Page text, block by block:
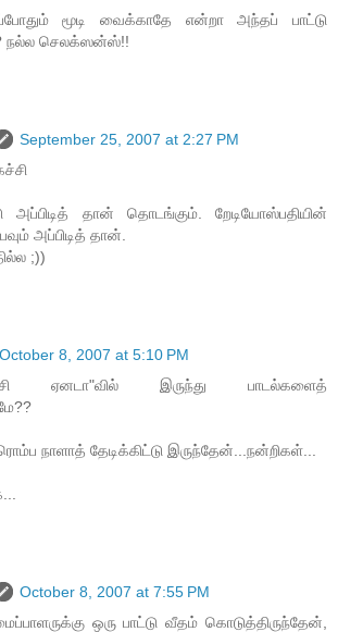
மூடி வைக்காதே என்றா அந்தப் பாட்டு
நல்ல செலக்ஸன்ஸ்!!
September 25, 2007 at 2:27 PM
அப்பிடித் தான் தொடங்கும். றேடியோஸ்பதியின்
அப்பிடித் தான்.
;))
October 8, 2007 at 5:10 PM
ஏனடா"வில் இருந்து பாடல்களைத்
நாளாத் தேடிக்கிட்டு இருந்தேன்...நன்றிகள்...
October 8, 2007 at 7:55 PM
ஒரு பாட்டு வீதம் கொடுத்திருந்தேன்,